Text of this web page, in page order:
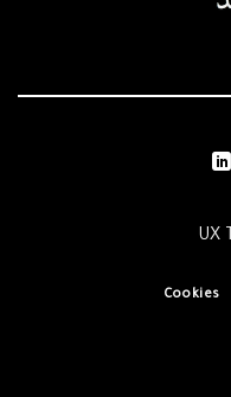
Cookies